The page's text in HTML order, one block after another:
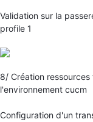
Validation sur la
profile 1
8/ Création
l'environnement cucm
Configuration d'un